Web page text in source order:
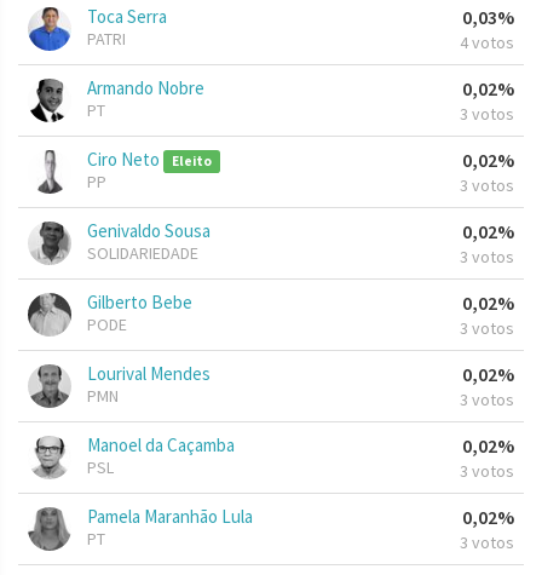
Toca Serra
PATRI
0,03%
4 votos
Armando Nobre
PT
0,02%
3 votos
Ciro Neto Eleito
PP
0,02%
3 votos
Genivaldo Sousa
SOLIDARIEDADE
0,02%
3 votos
Gilberto Bebe
PODE
0,02%
3 votos
Lourival Mendes
PMN
0,02%
3 votos
Manoel da Caçamba
PSL
0,02%
3 votos
Pamela Maranhão Lula
PT
0,02%
3 votos